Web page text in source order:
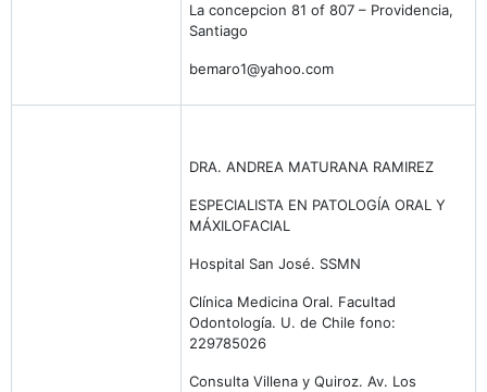
La concepcion 81 of 807 – Providencia,
Santiago
bemaro1@yahoo.com
DRA. ANDREA MATURANA RAMIREZ
ESPECIALISTA EN PATOLOGÍA ORAL Y
MÁXILOFACIAL
Hospital San José. SSMN
Clínica Medicina Oral. Facultad
Odontología. U. de Chile fono:
229785026
Consulta Villena y Quiroz. Av. Los